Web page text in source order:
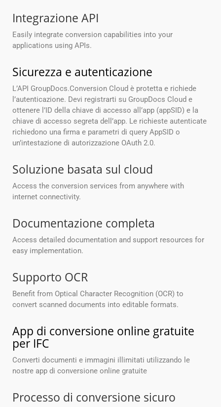
Integrazione API
Easily integrate conversion capabilities into your
applications using APIs.
Sicurezza e autenticazione
L’API GroupDocs.Conversion Cloud è protetta e richiede
l’autenticazione. Devi registrarti su GroupDocs Cloud e
ottenere l’ID della chiave di accesso all’app (appSID) e la
chiave di accesso segreta dell’app. Le richieste autenticate
richiedono una firma e parametri di query AppSID o
un’intestazione di autorizzazione OAuth 2.0.
Soluzione basata sul cloud
Access the conversion services from anywhere with
internet connectivity.
Documentazione completa
Access detailed documentation and support resources for
easy implementation.
Supporto OCR
Benefit from Optical Character Recognition (OCR) to
convert scanned documents into editable formats.
App di conversione online gratuite
per IFC
Converti documenti e immagini illimitati utilizzando le
nostre app di conversione online gratuite
Processo di conversione sicuro